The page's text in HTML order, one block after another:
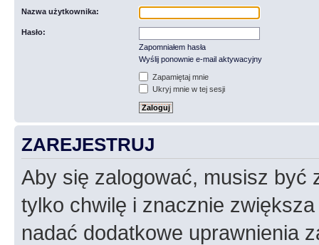
Nazwa użytkownika:
Hasło:
Zapomniałem hasła
Wyślij ponownie e-mail aktywacyjny
Zapamiętaj mnie
Ukryj mnie w tej sesji
ZAREJESTRUJ
Aby się zalogować, musisz być
tylko chwilę i znacznie
nadać dodatkowe uprawnienia